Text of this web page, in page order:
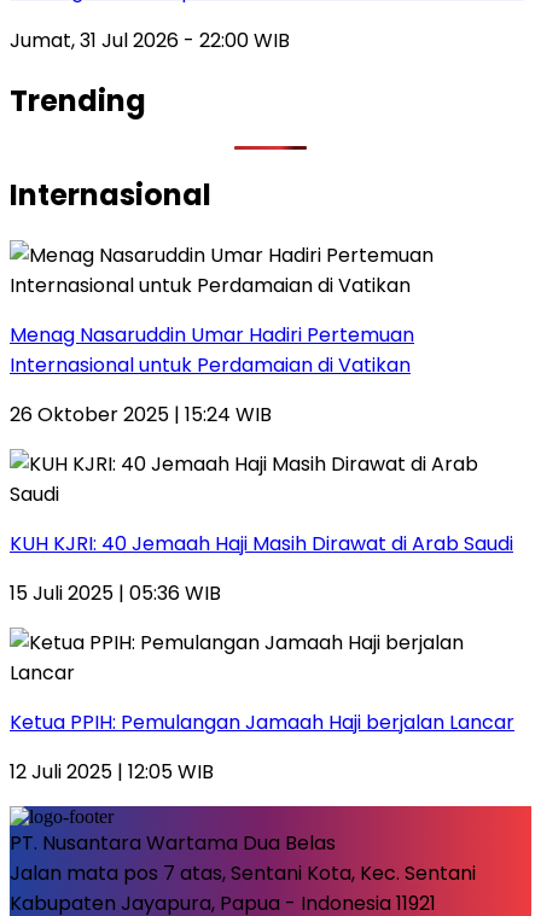
Jumat, 31 Jul 2026 - 22:00 WIB
Trending
Internasional
Menag Nasaruddin Umar Hadiri Pertemuan
Internasional untuk Perdamaian di Vatikan
26 Oktober 2025 | 15:24 WIB
KUH KJRI: 40 Jemaah Haji Masih Dirawat di Arab Saudi
15 Juli 2025 | 05:36 WIB
Ketua PPIH: Pemulangan Jamaah Haji berjalan Lancar
12 Juli 2025 | 12:05 WIB
PT. Nusantara Wartama Dua Belas
Jalan mata pos 7 atas, Sentani Kota, Kec. Sentani
Kabupaten Jayapura, Papua - Indonesia 11921